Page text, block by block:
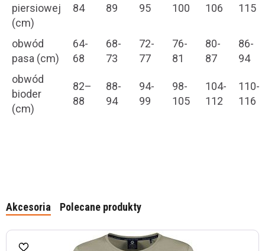
piersiowej
(cm)
84
89
95
100
106
115
obwód
pasa (cm)
64-
68
68-
73
72-
77
76-
81
80-
87
86-
94
obwód
bioder
(cm)
82–
88
88-
94
94-
99
98-
105
104-
112
110-
116
Akcesoria Polecane produkty